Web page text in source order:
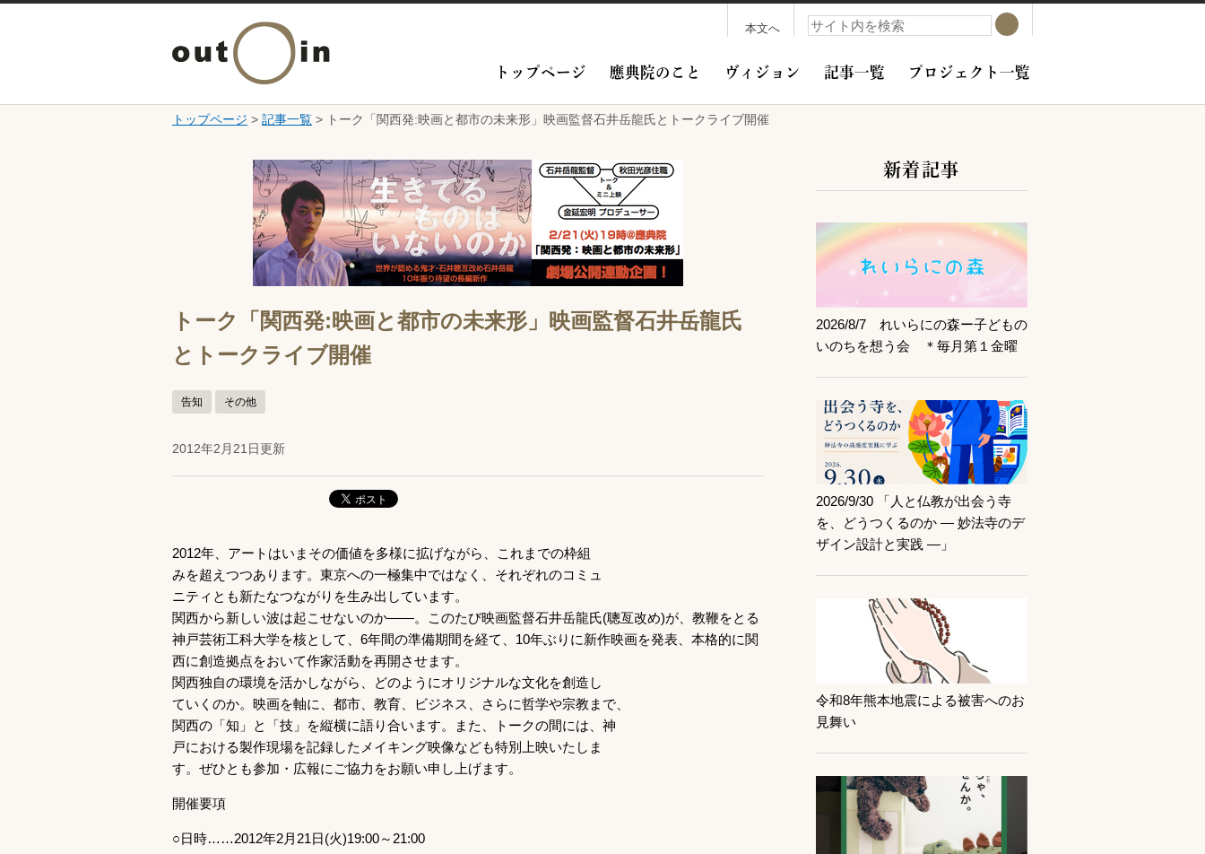
本文へ 検索
検索
トップページ 應典院のこと ヴィジョン 記事一覧 プロジェクト一覧
トップページ > 記事一覧 > トーク「関西発:映画と都市の未来形」映画監督石井岳龍氏とトークライブ開催
トーク「関西発:映画と都市の未来形」映画監督石井岳龍氏
とトークライブ開催
告知 その他
2012年2月21日更新
2012年、アートはいまその価値を多様に拡げながら、これまでの枠組
みを超えつつあります。東京への一極集中ではなく、それぞれのコミュ
ニティとも新たなつながりを生み出しています。
関西から新しい波は起こせないのか――。このたび映画監督石井岳龍氏(聰亙改め)が、教鞭をとる
神戸芸術工科大学を核として、6年間の準備期間を経て、10年ぶりに新作映画を発表、本格的に関
西に創造拠点をおいて作家活動を再開させます。
関西独自の環境を活かしながら、どのようにオリジナルな文化を創造し
ていくのか。映画を軸に、都市、教育、ビジネス、さらに哲学や宗教まで、
関西の「知」と「技」を縦横に語り合います。また、トークの間には、神
戸における製作現場を記録したメイキング映像なども特別上映いたしま
す。ぜひとも参加・広報にご協力をお願い申し上げます。
開催要項
○日時……2012年2月21日(火)19:00～21:00
サブコンテンツ
新着記事
2026/8/7 れいらにの森ー子どもの
いのちを想う会 ＊毎月第１金曜
記事を読む
2026/9/30 「人と仏教が出会う寺
を、どうつくるのか ― 妙法寺のデ
ザイン設計と実践 ―」
記事を読む
令和8年熊本地震による被害へのお
見舞い
記事を読む
記事を読む